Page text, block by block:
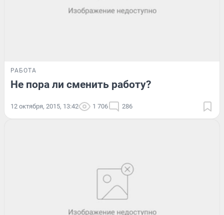
РАБОТА
Не пора ли сменить работу?
12 октября, 2015, 13:42 1 706 286